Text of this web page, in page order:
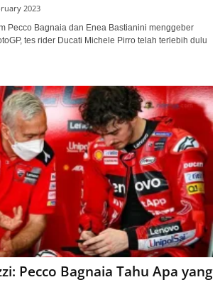
2023
Pecco Bagnaia dan Enea Bastianini menggeber
tes rider Ducati Michele Pirro telah terlebih dulu
Pecco Bagnaia Tahu Apa yang